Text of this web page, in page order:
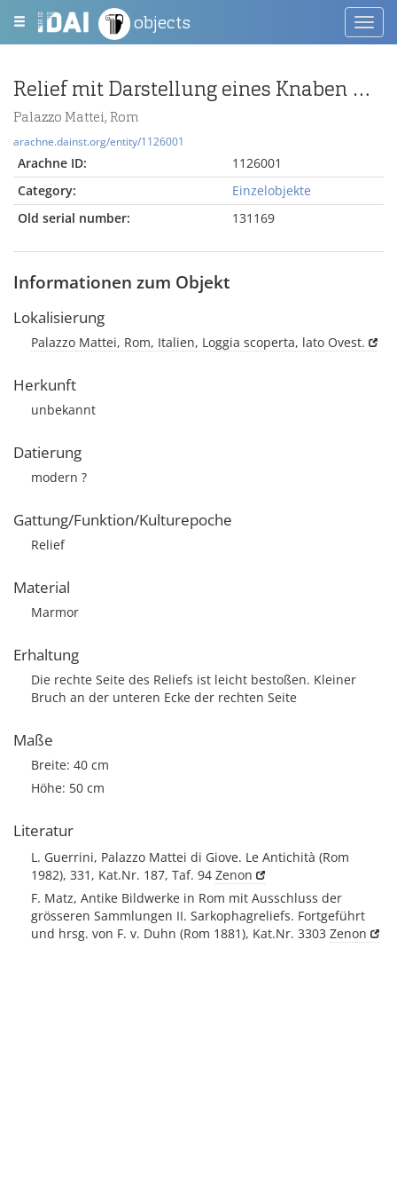
objects
Relief mit Darstellung eines Knaben unter einem Bogen
Palazzo Mattei, Rom
arachne.dainst.org/entity/1126001
Arachne ID:
1126001
Category:
Einzelobjekte
Old serial number:
131169
Informationen zum Objekt
Lokalisierung
Palazzo Mattei, Rom, Italien, Loggia scoperta, lato Ovest.
Herkunft
unbekannt
Datierung
modern ?
Gattung/Funktion/Kulturepoche
Relief
Material
Marmor
Erhaltung
Die rechte Seite des Reliefs ist leicht bestoßen. Kleiner
Bruch an der unteren Ecke der rechten Seite
Maße
Breite: 40 cm
Höhe: 50 cm
Literatur
L. Guerrini, Palazzo Mattei di Giove. Le Antichità (Rom
1982), 331, Kat.Nr. 187, Taf. 94 Zenon
F. Matz, Antike Bildwerke in Rom mit Ausschluss der
grösseren Sammlungen II. Sarkophagreliefs. Fortgeführt
und hrsg. von F. v. Duhn (Rom 1881), Kat.Nr. 3303 Zenon